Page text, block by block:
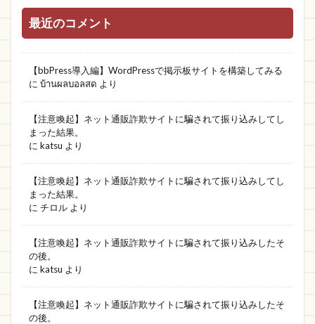
最近のコメント
【bbPress導入編】WordPressで掲示板サイトを構築してみる
に บ้านผลบอลสด より
【注意喚起】ネット通販詐欺サイトに騙されて振り込みしてし
まった結果。
に katsu より
【注意喚起】ネット通販詐欺サイトに騙されて振り込みしてし
まった結果。
に チロル より
【注意喚起】ネット通販詐欺サイトに騙されて振り込みしたそ
の後。
に katsu より
【注意喚起】ネット通販詐欺サイトに騙されて振り込みしたそ
の後。